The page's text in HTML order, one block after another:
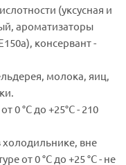
(уксусная и
ароматизаторы
консервант -
молока, яиц,
0 °С до +25°С - 210
холодильнике, вне
от 0 °С до +25 °С - не